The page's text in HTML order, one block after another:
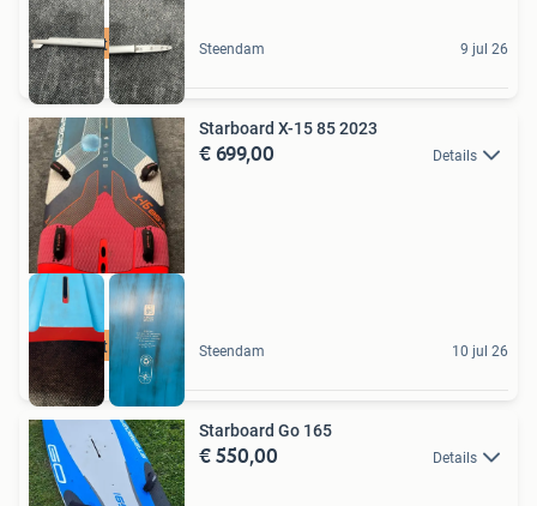
best buy Steendam 9 jul 26
best buy
Starboard X-15 85 2023
€ 699,00 Details
Steendam 10 jul 26
Starboard Go 165
€ 550,00 Details